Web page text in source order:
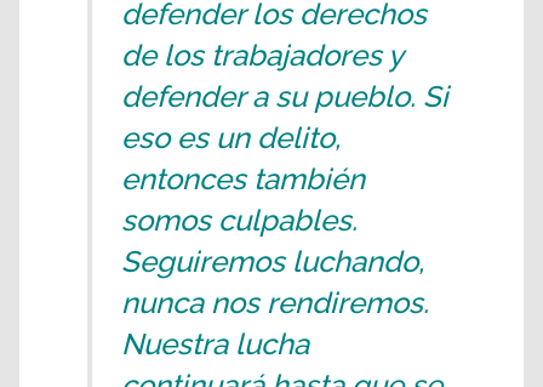
defender los derechos
de los trabajadores y
defender a su pueblo. Si
eso es un delito,
entonces también
somos culpables.
Seguiremos luchando,
nunca nos rendiremos.
Nuestra lucha